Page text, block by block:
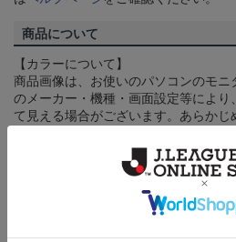
商品について
【カラーについて】
商品画像は、お使いのパソコンのモニ
のメーカー・機種・画面設定等により
て見える場合がございます。あらかじ
取り扱い商品によっては、パッケージ
告なく変更になることがございます。